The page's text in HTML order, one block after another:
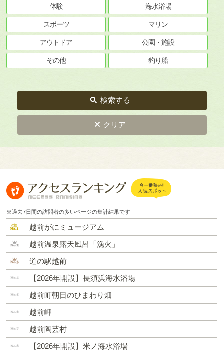
体験 海水浴場
スポーツ マリン
アウトドア 公園・施設
その他 釣り船
検索する
クリア
※過去7日間の訪問者の多いページの集計結果です
越前がにミュージアム
越前温泉露天風呂「漁火」
道の駅越前
【2026年開設】長須浜海水浴場
越前町朝日のひまわり畑
越前岬
越前陶芸村
【2026年開設】米ノ海水浴場